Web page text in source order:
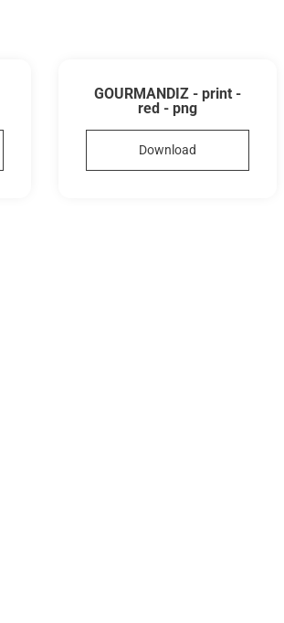
GOURMANDIZ - print -
red - png
Download